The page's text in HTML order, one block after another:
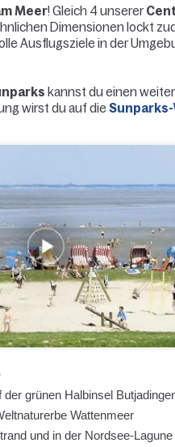
Meer! Gleich 4 unserer
Dimensionen lockt
Ausflugsziele in der
kannst du einen
wirst du auf die
grünen Halbinsel
Wattenmeer
und in der Nordsee-Lagune